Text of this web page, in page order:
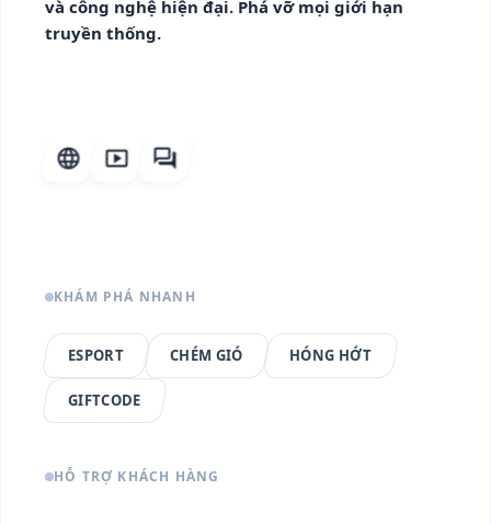
và công nghệ hiện đại. Phá vỡ mọi giới hạn
truyền thống.
language smart_display forum
KHÁM PHÁ NHANH
ESPORT CHÉM GIÓ HÓNG HỚT
GIFTCODE
HỖ TRỢ KHÁCH HÀNG